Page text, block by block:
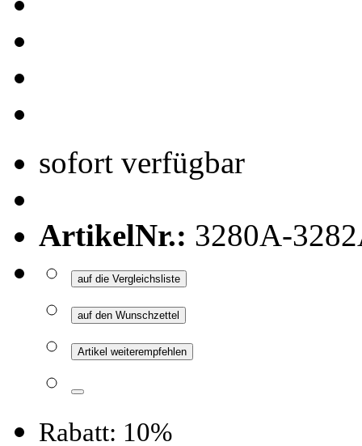
sofort verfügbar
ArtikelNr.: 3280A-
auf die Vergleichsliste
auf den Wunschzettel
Artikel weiterempfehlen
Rabatt: 10%